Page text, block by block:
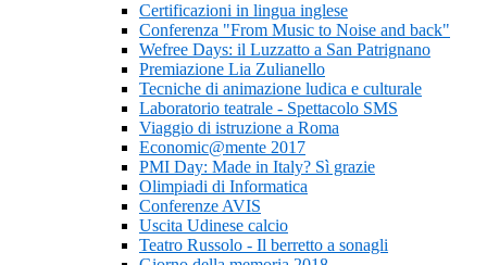
Certificazioni in lingua inglese
Conferenza "From Music to Noise and back"
Wefree Days: il Luzzatto a San Patrignano
Premiazione Lia Zulianello
Tecniche di animazione ludica e culturale
Laboratorio teatrale - Spettacolo SMS
Viaggio di istruzione a Roma
Economic@mente 2017
PMI Day: Made in Italy? Sì grazie
Olimpiadi di Informatica
Conferenze AVIS
Uscita Udinese calcio
Teatro Russolo - Il berretto a sonagli